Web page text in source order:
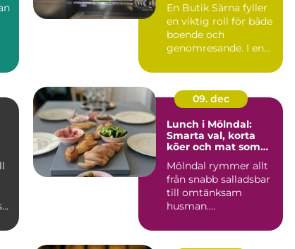
En Butik Särna fyller
en viktig roll för både
boende och
genomresande. I en
avstånden ...
09. dec
Lunch i Mölndal:
Smarta val, korta
köer och mat som
Mölndal rymmer allt
från snabb salladsbar
till omtänksam
husman.